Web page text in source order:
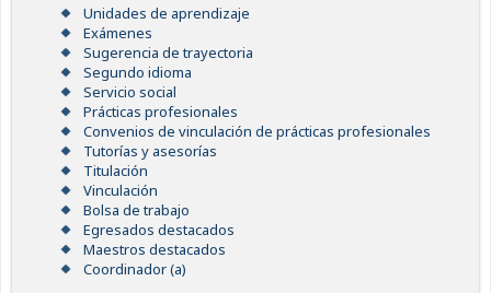
Unidades de aprendizaje
Exámenes
Sugerencia de trayectoria
Segundo idioma
Servicio social
Prácticas profesionales
Convenios de vinculación de prácticas profesionales
Tutorías y asesorías
Titulación
Vinculación
Bolsa de trabajo
Egresados destacados
Maestros destacados
Coordinador (a)